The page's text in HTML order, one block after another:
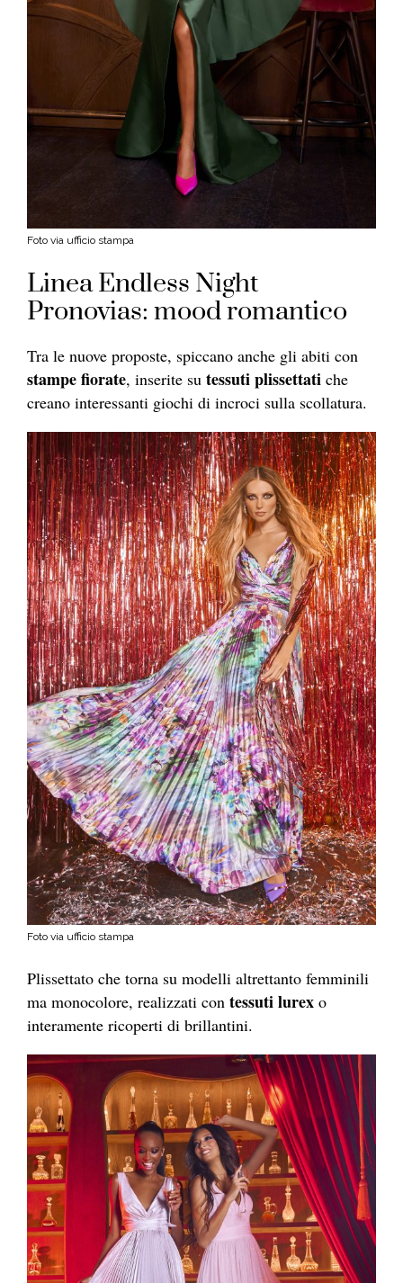
Foto via ufficio stampa
Linea Endless Night
Pronovias: mood romantico
Tra le nuove proposte, spiccano anche gli abiti con
stampe fiorate, inserite su tessuti plissettati che
creano interessanti giochi di incroci sulla scollatura.
Foto via ufficio stampa
Plissettato che torna su modelli altrettanto femminili
ma monocolore, realizzati con tessuti lurex o
interamente ricoperti di brillantini.